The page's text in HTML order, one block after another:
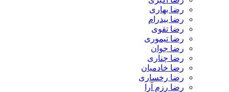
رضا بهاری
رضا بیدرام
رضا تقوی
رضا تیموری
رضا جوان
رضا چناری
رضا خادمیان
رضا رخساری
رضا رزم آرا